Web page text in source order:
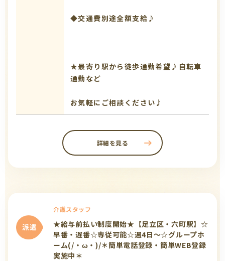
◆交通費別途全額支給♪
★最寄り駅から徒歩通勤希望♪自転車
通勤など
お気軽にご相談ください♪
詳細を見る
派遣
介護スタッフ
★給与前払い制度開始★【足立区・六町駅】☆
早番・遅番☆専従可能☆週4日～☆グループホ
ーム(/・ω・)/＊簡単電話登録・簡単WEB登録
実施中＊